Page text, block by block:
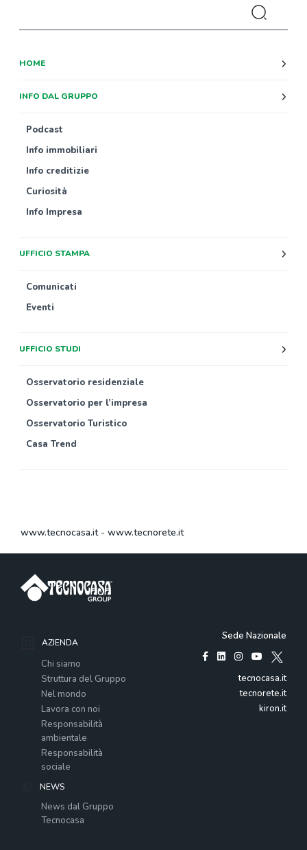
HOME
INFO DAL GRUPPO
Podcast
Info immobiliari
Info creditizie
Curiosità
Info Impresa
UFFICIO STAMPA
Comunicati
Eventi
UFFICIO STUDI
Osservatorio residenziale
Osservatorio per l’impresa
Osservatorio Turistico
Casa Trend
www.tecnocasa.it- www.tecnorete.it
AZIENDA
Chi siamo
Struttura del Gruppo
Nel mondo
Lavora con noi
Responsabilità
ambientale
Responsabilità
sociale
NEWS
News dal Gruppo
Tecnocasa
Sede Nazionale
tecnocasa.it
tecnorete.it
kiron.it